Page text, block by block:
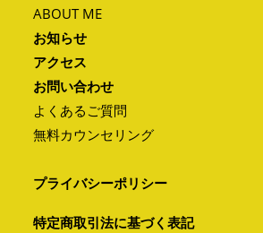
ABOUT ME
お知らせ
アクセス
お問い合わせ
よくあるご質問
無料カウンセリング
プライバシーポリシー
特定商取引法に基づく表記